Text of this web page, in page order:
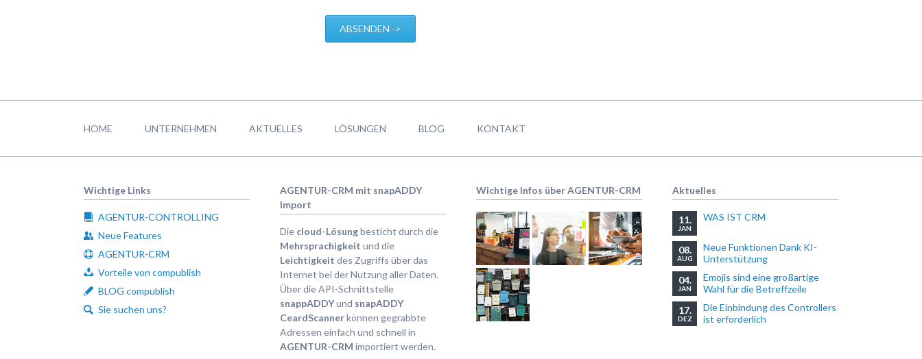
ABSENDEN ->
HOME UNTERNEHMEN AKTUELLES LÖSUNGEN BLOG KONTAKT
Wichtige Links
AGENTUR-CONTROLLING
Neue Features
AGENTUR-CRM
Vorteile von compublish
BLOG compublish
Sie suchen uns?
AGENTUR-CRM mit snapADDY
Import
Die cloud-Lösungbesticht durch die
Mehrsprachigkeit und die
Leichtigkeit des Zugriffs über das
Internet bei der Nutzung aller Daten.
Über die API-Schnittstelle
snappADDYund snapADDY
CeardScannerkönnen gegrabbte
Adressen einfach und schnell in
AGENTUR-CRM importiert werden.
Wichtige Infos über AGENTUR-CRM Aktuelles
11.
JAN
WAS IST CRM
08.
AUG
Neue Funktionen Dank KI-
Unterstützung
04.
JAN
Emojis sind eine großartige
Wahl für die Betreffzeile
17.
DEZ
Die Einbindung des Controllers
ist erforderlich